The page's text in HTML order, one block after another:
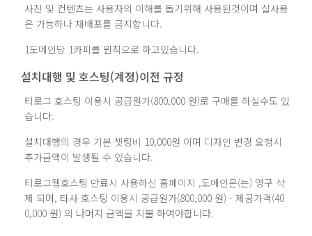
사진 및 컨텐츠는 사용자의 이해를 돕기위해 사용된것이며 실사용
은 가능하나 재배포를 금지합니다.
1도메인당 1카피를 원칙으로 하고있습니다.
설치대행 및 호스팅(계정)이전 규정
티로그 호스팅 이용시 공급원가(800,000 원)로 구매를 하실수도 있
습니다.
설치대행의 경우 기본 셋팅비 10,000원 이며 디자인 변경 요청시
추가금액이 발생될 수 있습니다.
티로그웹호스팅 만료시 사용하신 홈페이지 ,도메인은(는) 영구 삭
제 되며, 타사 호스팅 이용시 공급원가(800,000 원) - 제공가격(40
0,000 원) 의 나머지 금액을 지불 하여야합니다.